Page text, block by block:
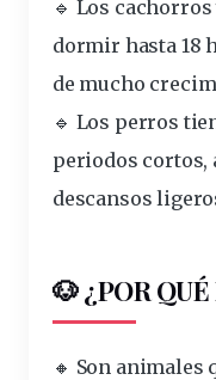
🔹 Los cachorros
dormir hasta 18
de mucho
🔹 Los perros
periodos cortos,
descansos
🐶 ¿POR
🔸 Son animales